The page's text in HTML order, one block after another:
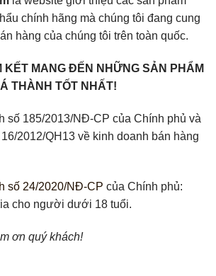
chính hãng mà chúng tôi đang cung
hàng của chúng tôi trên toàn quốc.
KẾT MANG ĐẾN NHỮNG SẢN PHẨM
THÀNH TỐT NHẤT!
số 185/2013/NĐ-CP của Chính phủ và
2012/QH13 về kinh doanh bán hàng
số 24/2020/NĐ-CP của Chính phủ:
cho người dưới 18 tuổi.
ơn quý khách!